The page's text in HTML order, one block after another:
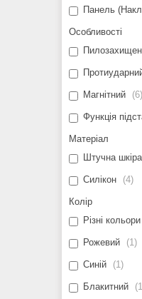
Панель
Особливості
Магнітний 6
Функція
Матеріал
Штучна шкіра
Силікон 4
Колір
Різні кольори
Рожевий 1
Синій 1
Блакитний 1